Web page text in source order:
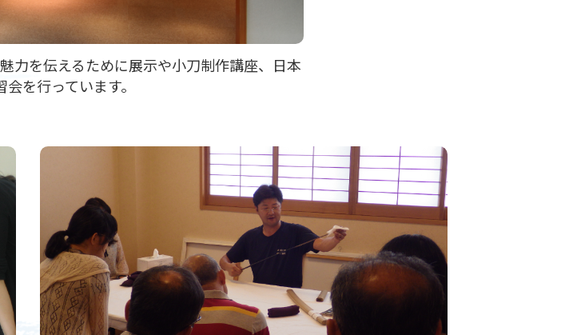
力を伝えるために展示や小刀制作講座、日本
を行っています。